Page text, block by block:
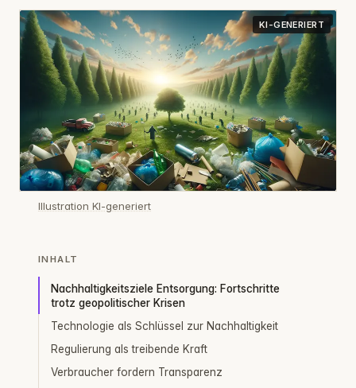
KI-GENERIERT
Illustration KI-generiert
INHALT
Nachhaltigkeitsziele Entsorgung: Fortschritte
trotz geopolitischer Krisen
Technologie als Schlüssel zur Nachhaltigkeit
Regulierung als treibende Kraft
Verbraucher fordern Transparenz